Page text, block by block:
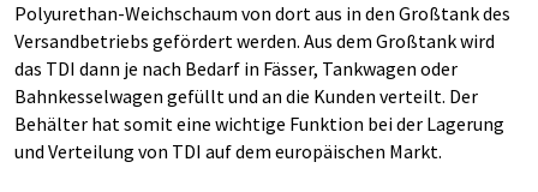
Polyurethan-Weichschaum von dort aus in den Großtank des
Versandbetriebs gefördert werden. Aus dem Großtank wird
das TDI dann je nach Bedarf in Fässer, Tankwagen oder
Bahnkesselwagen gefüllt und an die Kunden verteilt. Der
Behälter hat somit eine wichtige Funktion bei der Lagerung
und Verteilung von TDI auf dem europäischen Markt.